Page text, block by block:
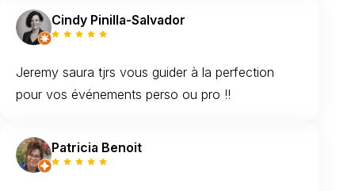
Cindy Pinilla-Salvador
Jeremy saura tjrs vous guider à la perfection
pour vos événements perso ou pro !!
Patricia Benoit